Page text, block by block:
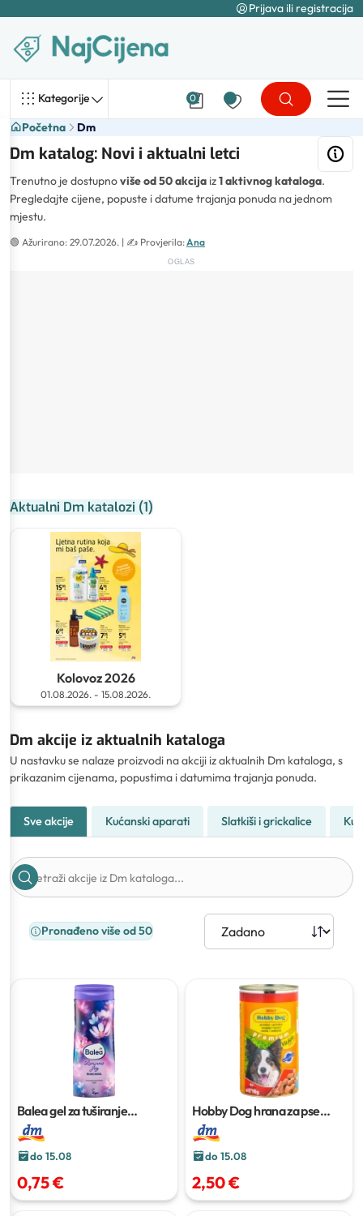
Prijava ili registracija
Kategorije 0
Početna Dm
Dm katalog: Novi i aktualni letci
Trenutno je dostupnoviše od 50 akcija iz1 aktivnog kataloga.
Pregledajte cijene, popuste i datume trajanja ponuda na jednom
mjestu.
🟢 Ažurirano: 29.07.2026. | ✍️ Provjerila:Ana
OGLAS
Aktualni Dm katalozi (1)
Kolovoz 2026
01.08.2026. - 15.08.2026.
Dm akcije iz aktualnih kataloga
U nastavku se nalaze proizvodi na akciji iz aktualnih Dm kataloga, s
prikazanim cijenama, popustima i datumima trajanja ponuda.
Sve akcije Kućanski aparati Slatkiši i grickalice
Pronađeno više od 50
Balea gel za tuširanje
Luminous Joy
do 15.08
0,75 €
Hobby Dog hrana za pse
govedina
do 15.08
2,50 €